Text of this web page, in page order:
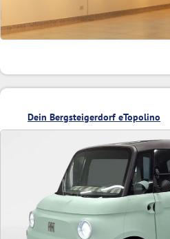
Dein Bergsteigerdorf eTopolino